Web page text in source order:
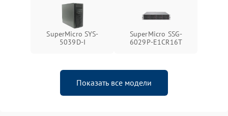
SuperMicro SYS-
5039D-I
SuperMicro SSG-
6029P-E1CR16T
Показать все модели